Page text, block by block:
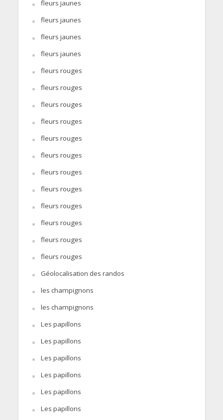
fleurs jaunes
fleurs jaunes
fleurs jaunes
fleurs jaunes
fleurs rouges
fleurs rouges
fleurs rouges
fleurs rouges
fleurs rouges
fleurs rouges
fleurs rouges
fleurs rouges
fleurs rouges
fleurs rouges
fleurs rouges
fleurs rouges
Géolocalisation des randos
les champignons
les champignons
Les papillons
Les papillons
Les papillons
Les papillons
Les papillons
Les papillons